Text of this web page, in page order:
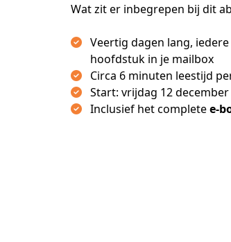
Wat zit er inbegrepen bij dit
Veertig dagen lang,
hoofdstuk in je mailbox
Circa 6 minuten leestijd
Start: vrijdag 12 december
Inclusief het completee-